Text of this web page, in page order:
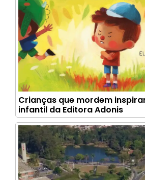
Crianças que mordem
infantil da Editora Adonis